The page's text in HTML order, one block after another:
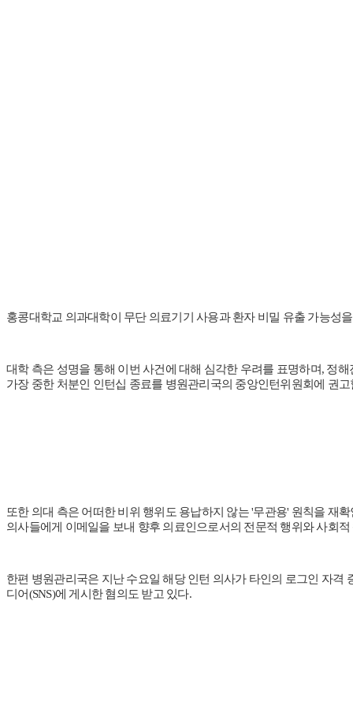
홍콩대학교 의과대학이 무단 의료기기 사용과 환자 비밀 유출 가능성
대학 측은 성명을 통해 이번 사건에 대해 심각한 우려를 표명하며, 정
가장 중한 처분인 인턴십 종료를 병원관리국의 중앙인턴위원회에 권
또한 의대 측은 어떠한 비위 행위도 용납하지 않는 '무관용' 원칙을 재
의사들에게 이메일을 보내 향후 의료인으로서의 전문적 행위와 사회
한편 병원관리국은 지난 수요일 해당 인턴 의사가 타인의 로그인 자격
디어(SNS)에 게시한 혐의도 받고 있다.